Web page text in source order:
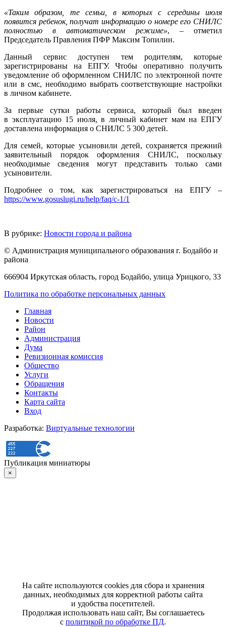
«Таким образом, те семьи, в которых с середины июля
появится ребенок, получат информацию о номере его СНИЛС
полностью в автоматическом режиме», – отметил
Председатель Правления ПФР Максим Топилин.
Данный сервис доступен тем родителям, которые
зарегистрированы на ЕПГУ. Чтобы оперативно получить
уведомление об оформленном СНИЛС по электронной почте
или в смс, необходимо выбрать соответствующие настройки
в личном кабинете.
За первые сутки работы сервиса, который был введен
в эксплуатацию 15 июля, в личный кабинет мам на ЕПГУ
доставлена информация о СНИЛС 5 300 детей.
Для семей, которые усыновили детей, сохраняется прежний
заявительный порядок оформления СНИЛС, поскольку
необходимые сведения могут представить только сами
усыновители.
Подробнее о том, как зарегистрироваться на ЕПГУ –
https://www.gosuslugi.ru/help/faq/c-1/1
В рубрике: Новости города и района
© Администрация муниципального образования г. Бодайбо и
района
666904 Иркутская область, город Бодайбо, улица Урицкого, 33
Политика по обработке персональных данных
Главная
Новости
Район
Администрация
Дума
Ревизионная комиссия
Общество
Услуги
Обращения
Контакты
Карта сайта
Вход
Разработка: Виртуальные технологии
Публикация миниатюры
×
На сайте используются cookies для сбора и хранения
данных, необходимых для корректной работы сайта
и удобства посетителей.
Продолжая использовать наш сайт, Вы соглашаетесь
с политикой по обработке ПД.